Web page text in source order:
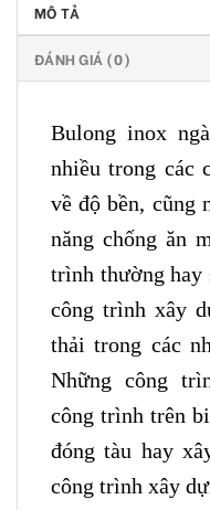
MÔ TẢ
ĐÁNH GIÁ (0)
Bulong inox
nhiều trong các
về độ bền, cũng
năng chống ăn
trình thường hay
công trình xây
thải trong các
Những công
công trình trên
đóng tàu hay
công trình xây